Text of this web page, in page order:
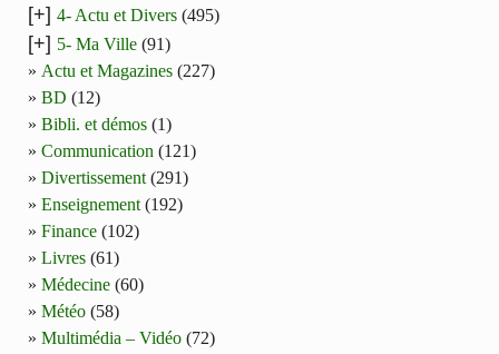
[+] 4- Actu et Divers (495)
[+] 5- Ma Ville (91)
Actu et Magazines (227)
BD (12)
Bibli. et démos (1)
Communication (121)
Divertissement (291)
Enseignement (192)
Finance (102)
Livres (61)
Médecine (60)
Météo (58)
Multimédia – Vidéo (72)